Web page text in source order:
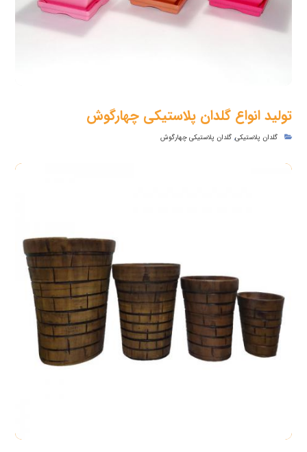
تولید انواع گلدان پلاستیکی چهارگوش
گلدان پلاستیکی,گلدان پلاستیکی چهارگوش